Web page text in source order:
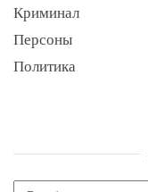
Криминал
Персоны
Политика